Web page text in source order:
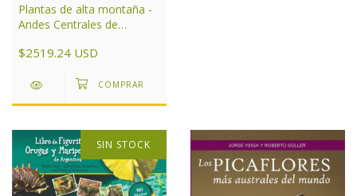
Plantas de alta montaña -
Andes Centrales de
$2519.24 USD
SIN STOCK